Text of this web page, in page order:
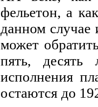
фельетон, а
данном
может
пять,
исполнения
остаются до